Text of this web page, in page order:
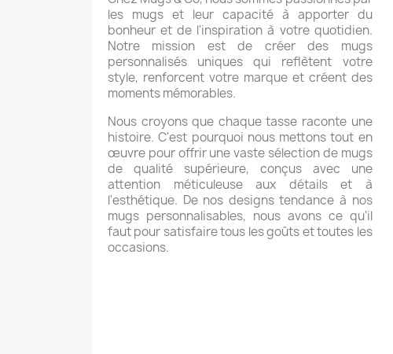
les mugs et leur capacité à apporter du
bonheur et de l'inspiration à votre quotidien.
Notre mission est de créer des mugs
personnalisés uniques qui reflètent votre
style, renforcent votre marque et créent des
moments mémorables.
Nous croyons que chaque tasse raconte une
histoire. C'est pourquoi nous mettons tout en
œuvre pour offrir une vaste sélection de mugs
de qualité supérieure, conçus avec une
attention méticuleuse aux détails et à
l'esthétique. De nos designs tendance à nos
mugs personnalisables, nous avons ce qu'il
faut pour satisfaire tous les goûts et toutes les
occasions.